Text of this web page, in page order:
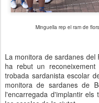
Minguella rep el ram de
La monitora de sardanes del
ha rebut un
trobada sardanista escolar
monitora de sardanes de
l'encarregada d'implantir